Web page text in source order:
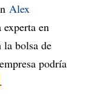
Alex
experta en
la bolsa de
podría
.